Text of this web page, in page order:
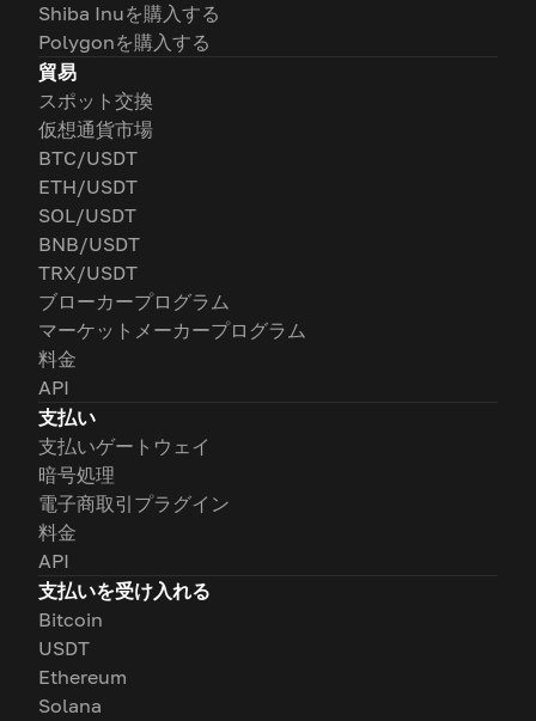
Shiba Inuを購入する
Polygonを購入する
貿易
スポット交換
仮想通貨市場
BTC/USDT
ETH/USDT
SOL/USDT
BNB/USDT
TRX/USDT
ブローカープログラム
マーケットメーカープログラム
料金
API
支払い
支払いゲートウェイ
暗号処理
電子商取引プラグイン
料金
API
支払いを受け入れる
Bitcoin
USDT
Ethereum
Solana